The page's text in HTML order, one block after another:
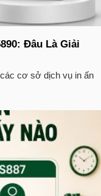
Đâu Là Giải
cơ sở dịch vụ in ấn